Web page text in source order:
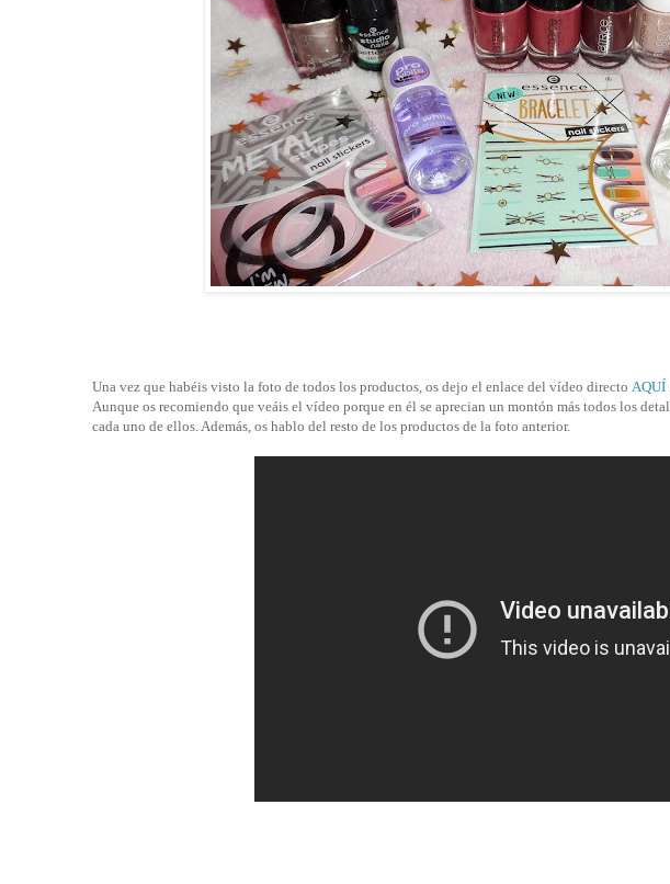
Una vez que habéis visto la foto de todos los productos, os dejo el enlace del vídeo directo AQUÍ
Aunque os recomiendo que veáis el vídeo porque en él se aprecian un montón más todos los
cada uno de ellos. Además, os hablo del resto de los productos de la foto anterior.